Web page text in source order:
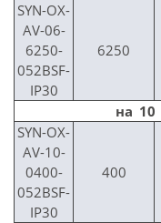
SYN-OX-
AV-06-
6250-
052BSF-
IP30
6250
на
SYN-OX-
AV-10-
0400-
052BSF-
IP30
400